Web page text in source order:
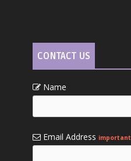
CONTACT US
Name
Email Address important